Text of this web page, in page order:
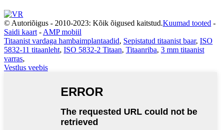
© Autoriõigus - 2010-2023: Kõik õigused kaitstud.Kuumad tooted -
Saidi kaart - AMP mobiil
Titaanist vardaga hambaimplantaadid, Sepistatud titaanist baar, ISO
5832-11 titaanleht, ISO 5832-2 Titaan, Titaanriba, 3 mm titaanist
varras,
Vestlus veebis